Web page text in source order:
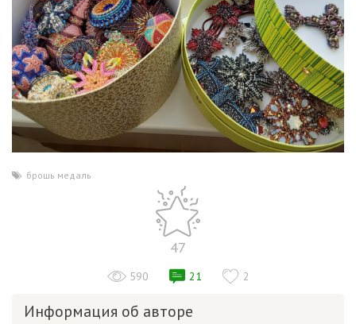
брошь медаль
47
590 21 2
Информация об авторе